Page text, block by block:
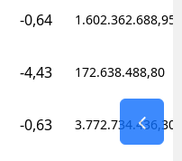
-0,64 1.602.362.688,95
-4,43 172.638.488,80
-0,63 3.772.734.436,30